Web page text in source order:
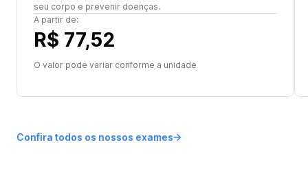
seu corpo e prevenir doenças.
A partir de:
R$ 77,52
O valor pode variar conforme a unidade
Confira todos os nossos exames